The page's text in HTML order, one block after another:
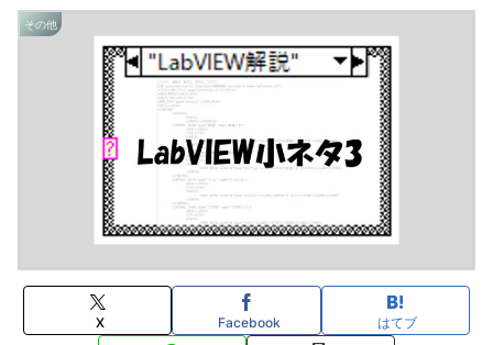
その他
X Facebook はてブ